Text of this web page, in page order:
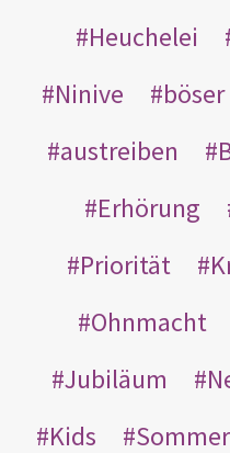
Heuchelei
Ninive
austreiben
Erhörung
Priorität
Ohnmacht
Jubiläum
Kids